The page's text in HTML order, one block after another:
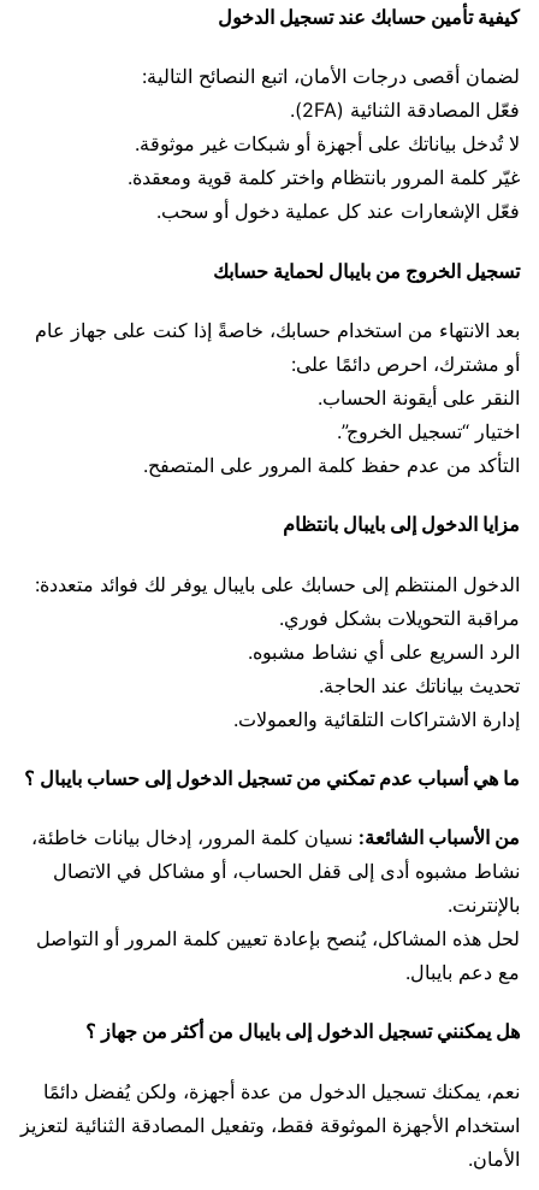
كيفية تأمين حسابك عند تسجيل الدخول
لضمان أقصى درجات الأمان، اتبع النصائح التالية:
فعّل المصادقة الثنائية (2FA).
لا تُدخل بياناتك على أجهزة أو شبكات غير موثوقة.
غيّر كلمة المرور بانتظام واختر كلمة قوية ومعقدة.
فعّل الإشعارات عند كل عملية دخول أو سحب.
تسجيل الخروج من بايبال لحماية حسابك
بعد الانتهاء من استخدام حسابك، خاصةً إذا كنت على جهاز عام
أو مشترك، احرص دائمًا على:
النقر على أيقونة الحساب.
اختيار “تسجيل الخروج”.
التأكد من عدم حفظ كلمة المرور على المتصفح.
مزايا الدخول إلى بايبال بانتظام
الدخول المنتظم إلى حسابك على بايبال يوفر لك فوائد متعددة:
مراقبة التحويلات بشكل فوري.
الرد السريع على أي نشاط مشبوه.
تحديث بياناتك عند الحاجة.
إدارة الاشتراكات التلقائية والعمولات.
ما هي أسباب عدم تمكني من تسجيل الدخول إلى حساب بايبال ؟
من الأسباب الشائعة: نسيان كلمة المرور، إدخال بيانات خاطئة،
نشاط مشبوه أدى إلى قفل الحساب، أو مشاكل في الاتصال
بالإنترنت.
لحل هذه المشاكل، يُنصح بإعادة تعيين كلمة المرور أو التواصل
مع دعم بايبال.
هل يمكنني تسجيل الدخول إلى بايبال من أكثر من جهاز ؟
نعم، يمكنك تسجيل الدخول من عدة أجهزة، ولكن يُفضل دائمًا
استخدام الأجهزة الموثوقة فقط، وتفعيل المصادقة الثنائية لتعزيز
الأمان.